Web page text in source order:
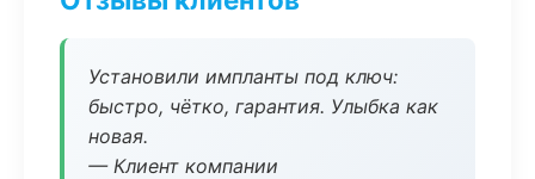
Установили импланты под ключ:
быстро, чётко, гарантия. Улыбка как
новая.
— Клиент компании